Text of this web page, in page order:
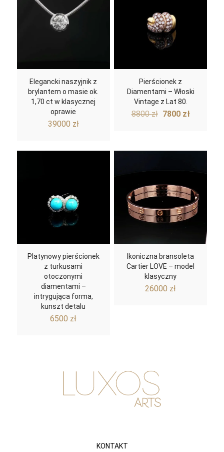
Elegancki naszyjnik z
brylantem o masie ok.
1,70 ct w klasycznej
oprawie
39000 zł
Pierścionek z
Diamentami – Włoski
Vintage z Lat 80.
8800zł Pierwotna
7800 zł
Platynowy pierścionek
z turkusami
otoczonymi
diamentami –
intrygująca forma,
kunszt detalu
6500 zł
Ikoniczna bransoleta
Cartier LOVE – model
klasyczny
26000 zł
KONTAKT